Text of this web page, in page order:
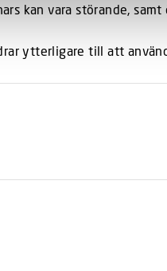
kan vara störande, samt
ytterligare till att